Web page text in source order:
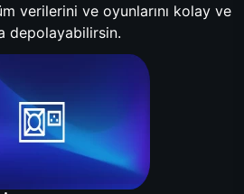
verilerini ve oyunlarını kolay ve
depolayabilirsin.